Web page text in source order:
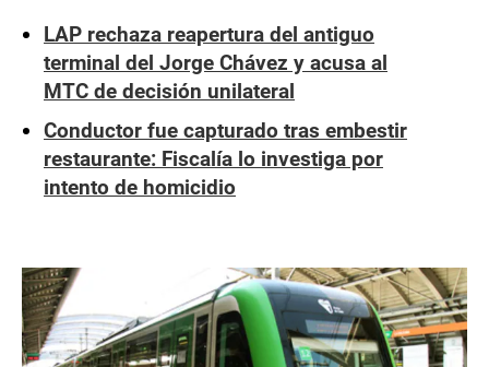
LAP rechaza reapertura del antiguo
terminal del Jorge Chávez y acusa al
MTC de decisión unilateral
Conductor fue capturado tras embestir
restaurante: Fiscalía lo investiga por
intento de homicidio